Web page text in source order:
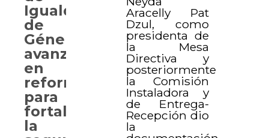
Aracelly Pat
Dzul, como
presidenta de
la Mesa
Directiva y
posteriormente
la Comisión
Instaladora y
de Entrega-
Recepción dio
la
Igualdad
de
Género
avanza
en
reformas
para
fortalecer
la